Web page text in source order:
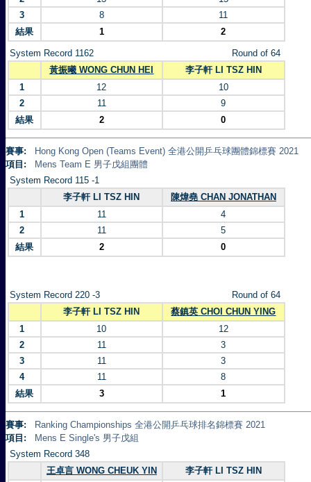
3
8
11
結果
1 2
System Record 1162
Round of 64
黃振曦 WONG CHUN HEI
李子軒 LI TSZ HIN
1
12
10
2
11
9
結果
2 0
賽事:
Hong Kong Open (Teams Event) 全港公開乒乓球團體錦標賽 2021
項目:
Mens Team E 男子戊組團體
System Record 115 -1
李子軒 LI TSZ HIN
陳煒堯 CHAN JONATHAN
1
11
4
2
11
5
結果
2 0
System Record 220 -3
Round of 64
李子軒 LI TSZ HIN
蔡鎮英 CHOI CHUN YING
1
10
12
2
11
3
3
11
3
4
11
8
結果
3 1
賽事:
Ranking Championships 全港公開乒乓球排名錦標賽 2021
項目:
Mens E Single's 男子戊組
System Record 348
王卓言 WONG CHEUK YIN
李子軒 LI TSZ HIN